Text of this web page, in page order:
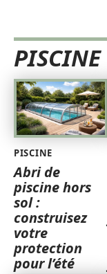
PISCINE
PISCINE
Abri de
piscine hors
sol :
construisez
votre
protection
pour l’été